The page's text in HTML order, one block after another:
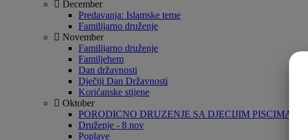
December
Predavanja: Islamske teme
Familijarno druženje
November
Familijarno druženje
Familjehem
Dan državnosti
Dječiji Dan Državnosti
Korićanske stijene
Oktober
PORODICNO DRUZENJE SA DJECIJIM PISCIMA
Druženje - 8 nov
Poplave